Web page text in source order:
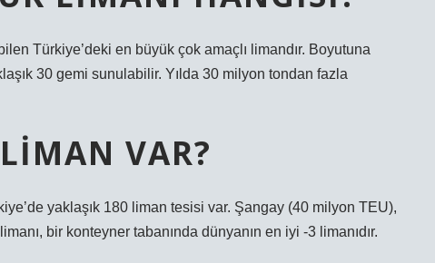
Türkiye’deki en büyük çok amaçlı limandır. Boyutuna
30 gemi sunulabilir. Yılda 30 milyon tondan fazla
VAR?
yaklaşık 180 liman tesisi var. Şangay (40 milyon TEU),
bir konteyner tabanında dünyanın en iyi -3 limanıdır.